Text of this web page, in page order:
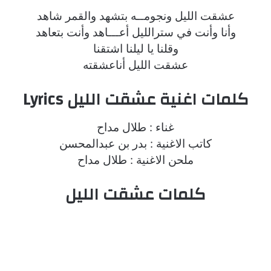
عشقت الليل ونجومــه بتشهد والقمر شاهد
وأنا وأنت في سترالليل أعـــاهد وأنت بتعاهد
وقلنا يا ليلنا اشتقنا
عشقت الليل أناعشقته
كلمات اغنية عشقت الليل Lyrics
غناء : طلال مداح
كاتب الاغنية : بدر بن عبدالمحسن
ملحن الاغنية : طلال مداح
كلمات عشقت الليل